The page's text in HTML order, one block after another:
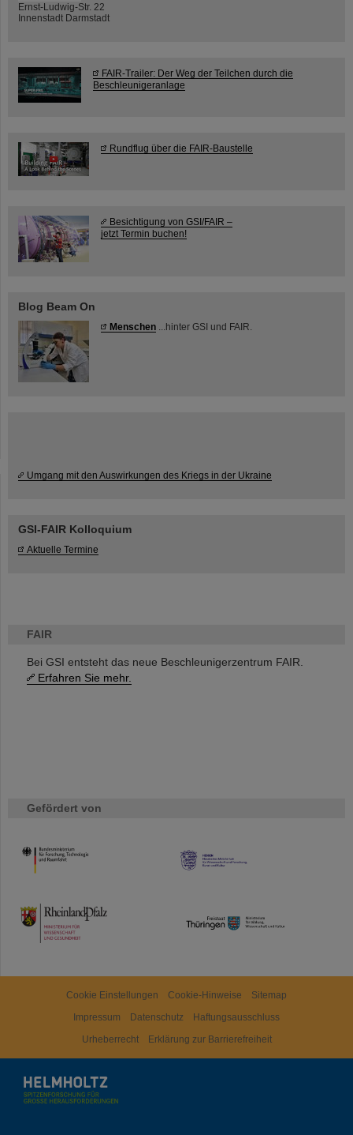
FAIR
Bei GSI entsteht das neue Beschleunigerzentrum FAIR.
Erfahren Sie mehr.
Gefördert von
HMWK
TMWWDG
Ernst-Ludwig-Str. 22
Innenstadt Darmstadt
FAIR-Trailer: Der Weg der Teilchen durch die
Beschleunigeranlage
Rundflug über die FAIR-Baustelle
Besichtigung von GSI/FAIR –
jetzt Termin buchen!
Blog Beam On
Menschen ...hinter GSI und FAIR.
Umgang mit den Auswirkungen des Kriegs in der Ukraine
GSI-FAIR Kolloquium
Aktuelle Termine
Cookie Einstellungen Cookie-Hinweise
Sitemap
Impressum
Datenschutz
Haftungsausschluss
Urheberrecht
Erklärung zur Barrierefreiheit